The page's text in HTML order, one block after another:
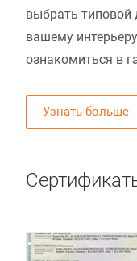
выбрать типовой
вашему
ознакомиться в
Узнать больше